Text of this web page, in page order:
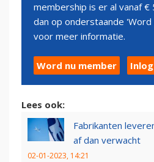
membership is er al vanaf €
dan op onderstaande
voor meer informatie.
Word nu member
Lees ook:
Fabrikanten
af dan verwacht
02-01-2023, 14:21